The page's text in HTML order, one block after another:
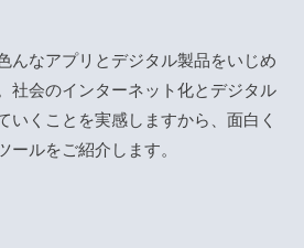
んなアプリとデジタル製品をいじめ
社会のインターネット化とデジタル
いくことを実感しますから、面白く
ールをご紹介します。